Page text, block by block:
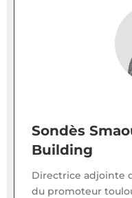
Sondès
Building
Directrice adjointe
du promoteur